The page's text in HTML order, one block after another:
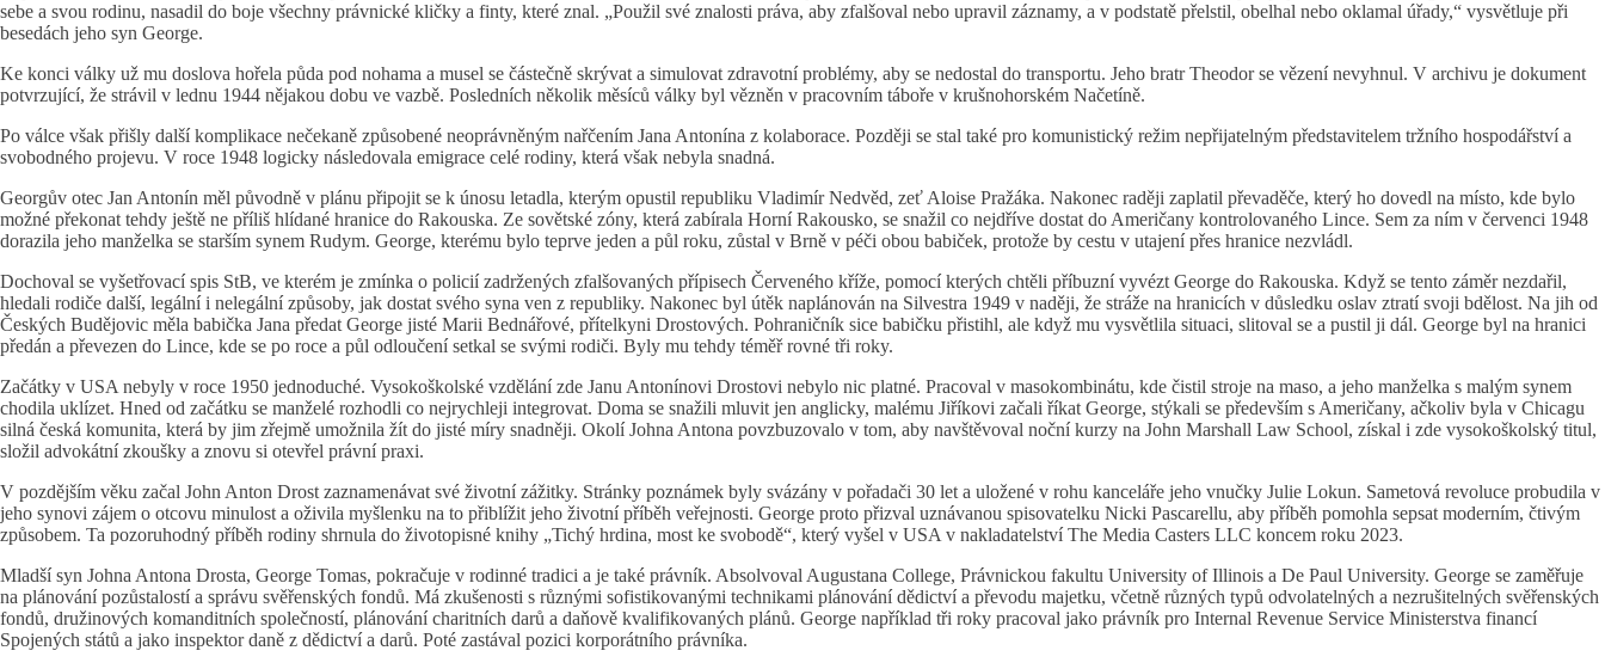
sebe a svou rodinu, nasadil do boje všechny právnické kličky a finty, které znal. „Použil své znalosti práva, aby zfalšoval nebo upravil záznamy, a v podstatě přelstil, obelhal nebo oklamal úřady,“ vysvětluje při
besedách jeho syn George.
Ke konci války už mu doslova hořela půda pod nohama a musel se částečně skrývat a simulovat zdravotní problémy, aby se nedostal do transportu. Jeho bratr Theodor se vězení nevyhnul. V archivu je dokument
potvrzující, že strávil v lednu 1944 nějakou dobu ve vazbě. Posledních několik měsíců války byl vězněn v pracovním táboře v krušnohorském Načetíně.
Po válce však přišly další komplikace nečekaně způsobené neoprávněným nařčením Jana Antonína z kolaborace. Později se stal také pro komunistický režim nepřijatelným představitelem tržního hospodářství a
svobodného projevu. V roce 1948 logicky následovala emigrace celé rodiny, která však nebyla snadná.
Georgův otec Jan Antonín měl původně v plánu připojit se k únosu letadla, kterým opustil republiku Vladimír Nedvěd, zeť Aloise Pražáka. Nakonec raději zaplatil převaděče, který ho dovedl na místo, kde bylo
možné překonat tehdy ještě ne příliš hlídané hranice do Rakouska. Ze sovětské zóny, která zabírala Horní Rakousko, se snažil co nejdříve dostat do Američany kontrolovaného Lince. Sem za ním v červenci 1948
dorazila jeho manželka se starším synem Rudym. George, kterému bylo teprve jeden a půl roku, zůstal v Brně v péči obou babiček, protože by cestu v utajení přes hranice nezvládl.
Dochoval se vyšetřovací spis StB, ve kterém je zmínka o policií zadržených zfalšovaných přípisech Červeného kříže, pomocí kterých chtěli příbuzní vyvézt George do Rakouska. Když se tento záměr nezdařil,
hledali rodiče další, legální i nelegální způsoby, jak dostat svého syna ven z republiky. Nakonec byl útěk naplánován na Silvestra 1949 v naději, že stráže na hranicích v důsledku oslav ztratí svoji bdělost. Na jih od
Českých Budějovic měla babička Jana předat George jisté Marii Bednářové, přítelkyni Drostových. Pohraničník sice babičku přistihl, ale když mu vysvětlila situaci, slitoval se a pustil ji dál. George byl na hranici
předán a převezen do Lince, kde se po roce a půl odloučení setkal se svými rodiči. Byly mu tehdy téměř rovné tři roky.
Začátky v USA nebyly v roce 1950 jednoduché. Vysokoškolské vzdělání zde Janu Antonínovi Drostovi nebylo nic platné. Pracoval v masokombinátu, kde čistil stroje na maso, a jeho manželka s malým synem
chodila uklízet. Hned od začátku se manželé rozhodli co nejrychleji integrovat. Doma se snažili mluvit jen anglicky, malému Jiříkovi začali říkat George, stýkali se především s Američany, ačkoliv byla v Chicagu
silná česká komunita, která by jim zřejmě umožnila žít do jisté míry snadněji. Okolí Johna Antona povzbuzovalo v tom, aby navštěvoval noční kurzy na John Marshall Law School, získal i zde vysokoškolský titul,
složil advokátní zkoušky a znovu si otevřel právní praxi.
V pozdějším věku začal John Anton Drost zaznamenávat své životní zážitky. Stránky poznámek byly svázány v pořadači 30 let a uložené v rohu kanceláře jeho vnučky Julie Lokun. Sametová revoluce probudila v
jeho synovi zájem o otcovu minulost a oživila myšlenku na to přiblížit jeho životní příběh veřejnosti. George proto přizval uznávanou spisovatelku Nicki Pascarellu, aby příběh pomohla sepsat moderním, čtivým
způsobem. Ta pozoruhodný příběh rodiny shrnula do životopisné knihy „Tichý hrdina, most ke svobodě“, který vyšel v USA v nakladatelství The Media Casters LLC koncem roku 2023.
Mladší syn Johna Antona Drosta, George Tomas, pokračuje v rodinné tradici a je také právník. Absolvoval Augustana College, Právnickou fakultu University of Illinois a De Paul University. George se zaměřuje
na plánování pozůstalostí a správu svěřenských fondů. Má zkušenosti s různými sofistikovanými technikami plánování dědictví a převodu majetku, včetně různých typů odvolatelných a nezrušitelných svěřenských
fondů, družinových komanditních společností, plánování charitních darů a daňově kvalifikovaných plánů. George například tři roky pracoval jako právník pro Internal Revenue Service Ministerstva financí
Spojených států a jako inspektor daně z dědictví a darů. Poté zastával pozici korporátního právníka.